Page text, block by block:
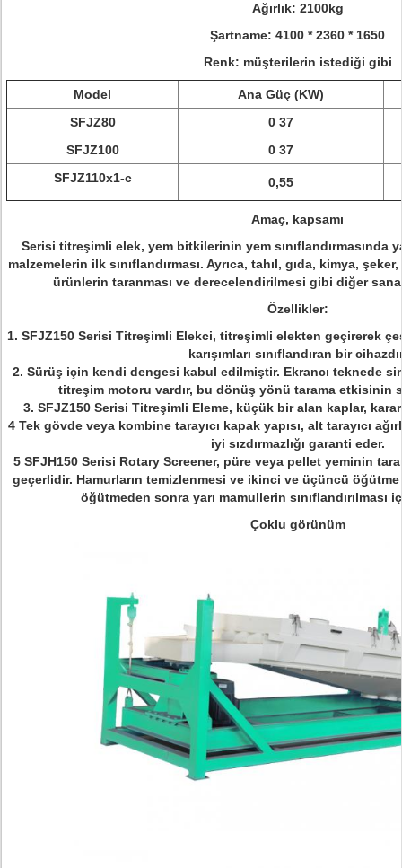
Ağırlık: 2100kg
Şartname: 4100 * 2360 * 1650
Renk: müşterilerin istediği gibi
Model
Ana Güç (KW)
SFJZ80
0 37
SFJZ100
0 37
SFJZ110x1-c
0,55
Amaç, kapsamı
Serisi titreşimli elek, yem bitkilerinin yem sınıflandırmasında
malzemelerin ilk sınıflandırması. Ayrıca, tahıl, gıda, kimya,
ürünlerin taranması ve derecelendirilmesi gibi diğer
Özellikler:
1. SFJZ150 Serisi Titreşimli Elekci, titreşimli elekten geçirerek
karışımları sınıflandıran bir
2. Sürüş için kendi dengesi kabul edilmiştir. Ekrancı teknede
titreşim motoru vardır, bu dönüş yönü tarama etkisinin
3. SFJZ150 Serisi Titreşimli Eleme, küçük bir alan kaplar,
4 Tek gövde veya kombine tarayıcı kapak yapısı, alt tarayıcı
iyi sızdırmazlığı garanti eder.
5 SFJH150 Serisi Rotary Screener, püre veya pellet yeminin
geçerlidir. Hamurların temizlenmesi ve ikinci ve üçüncü
öğütmeden sonra yarı mamullerin sınıflandırılması
Çoklu görünüm